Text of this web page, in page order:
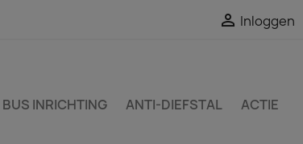
 Inloggen
BUS INRICHTING ANTI-DIEFSTAL ACTIE